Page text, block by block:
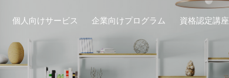
個人向けサービス 企業向けプログラム 資格認定講座